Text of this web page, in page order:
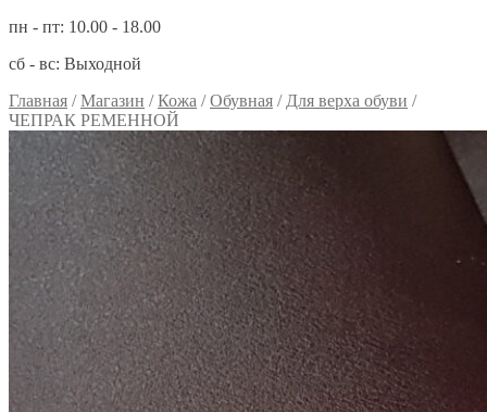
пн - пт: 10.00 - 18.00
сб - вс: Выходной
Главная /Магазин /Кожа /Обувная / Для верха обуви /
ЧЕПРАК РЕМЕННОЙ